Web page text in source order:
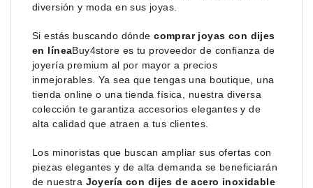
diversión y moda en sus joyas.
Si estás buscando dóndecomprar joyas con dijes
en líneaBuy4store es tu proveedor de confianza de
joyería premium al por mayor a precios
inmejorables. Ya sea que tengas una boutique, una
tienda online o una tienda física, nuestra diversa
colección te garantiza accesorios elegantes y de
alta calidad que atraen a tus clientes.
Los minoristas que buscan ampliar sus ofertas con
piezas elegantes y de alta demanda se beneficiarán
de nuestra Joyería con dijes de acero inoxidable